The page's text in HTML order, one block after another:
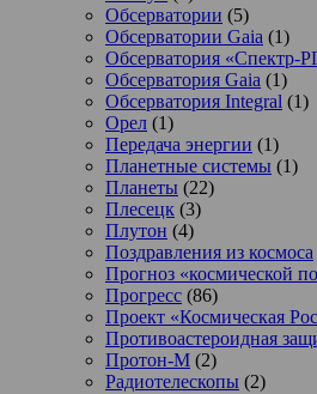
Обсерватории (5)
Обсерватории Gaia (1)
Обсерватория «Спектр-
Обсерватория Gaia (1)
Обсерватория Integral (1)
Орел (1)
Передача энергии (1)
Планетные системы (1)
Планеты (22)
Плесецк (3)
Плутон (4)
Поздравления из космоса
Прогноз «космической
Прогресс (86)
Проект «Космическая
Противоастероидная
Протон-М (2)
Радиотелескопы (2)